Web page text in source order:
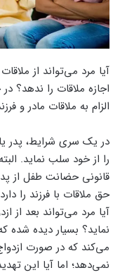
آیا مرد می‌تواند از
اجازه ملاقات را ندهد؟
الزام به ملاقات مادر و
در یک سری شرایط، پدر
را از خود سلب نماید.
قانونی حضانت طفل از
حق ملاقات با فرزند را
آیا مرد می‌تواند بعد از
نماید؟ بسیار دیده
می‌کند که در صورت
نمی‌دهد؛ اما آیا این